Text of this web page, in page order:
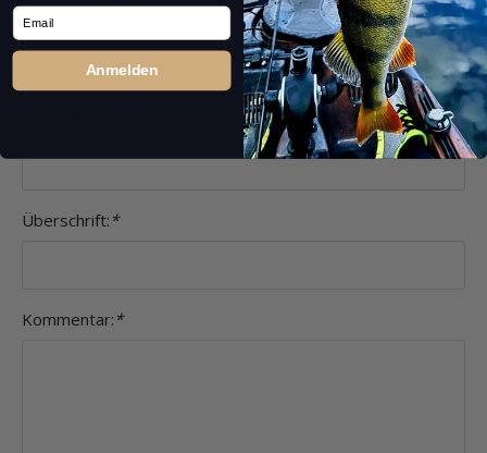
Sterne:
Überschrift: *
Kommentar: *
Email
Anmelden